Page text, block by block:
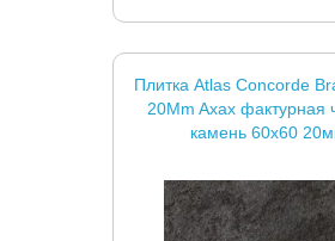
Плитка Atlas Concorde
20Mm Axax фактурная
камень 60x60